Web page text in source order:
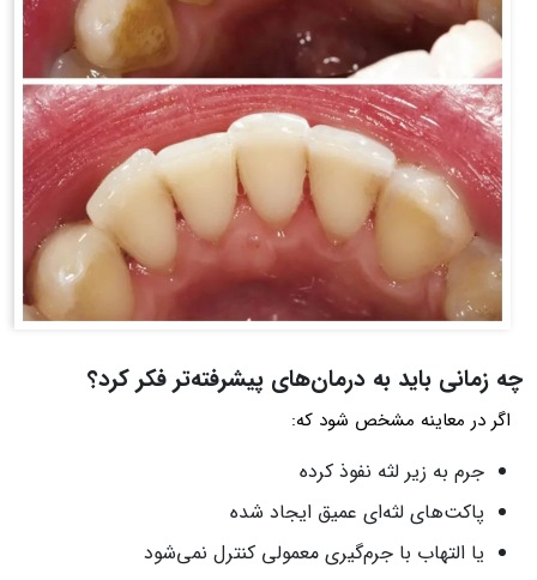
چه زمانی باید به درمان‌های پیشرفته‌تر فکر کرد؟
اگر در معاینه مشخص شود که:
جرم به زیر لثه نفوذ کرده
پاکت‌های لثه‌ای عمیق ایجاد شده
یا التهاب با جرم‌گیری معمولی کنترل نمی‌شود